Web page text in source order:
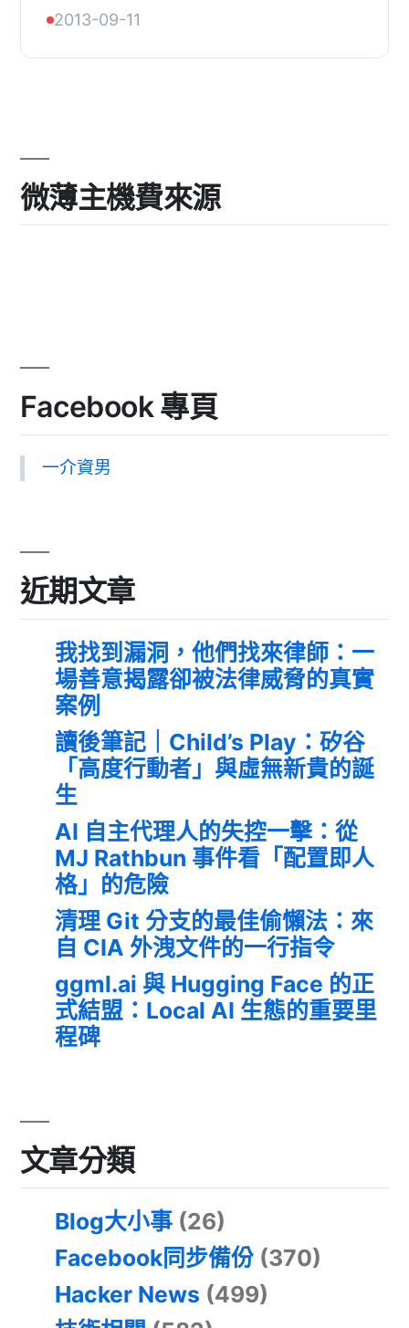
單時，這個工具非常方便。您可以使用
在 WordPress 網...
2013-09-11
微薄主機費來源
Facebook 專頁
一介資男
近期文章
我找到漏洞，他們找來律師：一
場善意揭露卻被法律威脅的真實
案例
讀後筆記｜Child’s Play：矽谷
「高度行動者」與虛無新貴的誕
生
AI 自主代理人的失控一擊：從
MJ Rathbun 事件看「配置即人
格」的危險
清理 Git 分支的最佳偷懶法：來
自 CIA 外洩文件的一行指令
ggml.ai 與 Hugging Face 的正
式結盟：Local AI 生態的重要里
程碑
文章分類
Blog大小事 (26)
Facebook同步備份 (370)
Hacker News (499)